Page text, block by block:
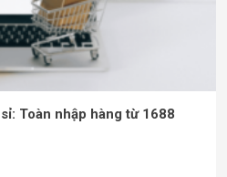
Toàn nhập hàng từ 1688